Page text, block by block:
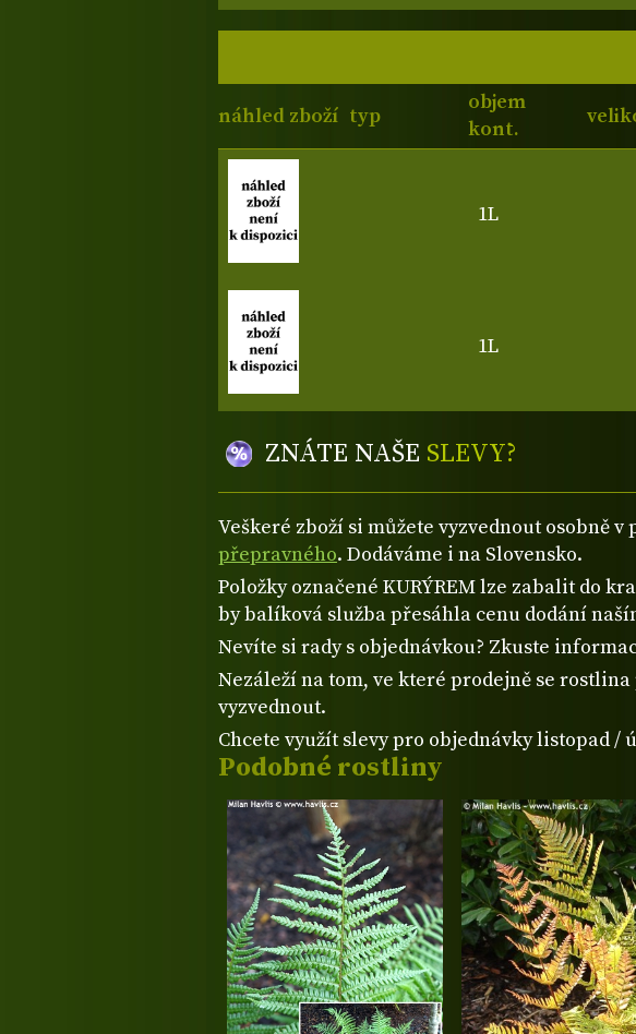
náhled zboží typ
objem
kont.
1L
1L
ZNÁTE NAŠE SLEVY?
Podobné rostliny
Veškeré zboží si můžete vyzvednout osobně
přepravného. Dodáváme i na Slovensko.
Položky označené KURÝREM lze zabalit do
by balíková služba přesáhla cenu dodání
Nevíte si rady s objednávkou? Zkuste
Nezáleží na tom, ve které prodejně se
vyzvednout.
Chcete využít slevy pro objednávky listopad /